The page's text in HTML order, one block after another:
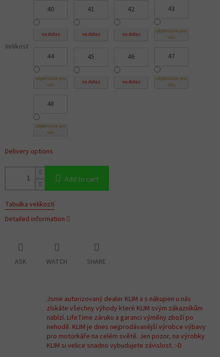
Velikost
40
na dotaz
41
na dotaz
42
na dotaz
43
objednáme pro
vás
44
objednáme pro
vás
45
na dotaz
46
na dotaz
47
objednáme pro
vás
48
objednáme pro
vás
Delivery options
Add to cart
Tabulka velikostí
Detailed information
ASK WATCH SHARE
Jsme autorizovaný dealer KLIM a s nákupen u nás
získáte všechny výhody které KLIM svým zákazníkům
nabízí. LifeTime záruku a garanci výměny zboží po
nehodě. KLIM je dnes nejprodávanější výrobce výbavy
pro motorkáře na celém světě. Jen pozor, na výrobky
KLIM si velice snadno vybudujete závislost. :-D